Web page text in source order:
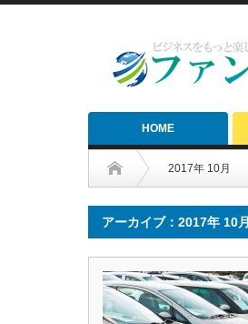
HOME
2017年 10月
アーカイブ：2017年 10月